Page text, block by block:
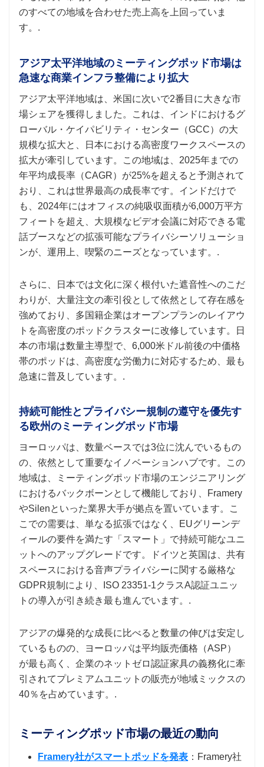
のすべての地域を合わせた売上高を上回っていま
す。.
アジア太平洋地域のミーティングポッド市場は
急速な商業インフラ整備により拡大
アジア太平洋地域は、米国に次いで2番目に大きな市
場シェアを獲得しました。これは、インドにおけるグ
ローバル・ケイパビリティ・センター（GCC）の大
規模な拡大と、日本における高密度ワークスペースの
拡大が牽引しています。この地域は、2025年までの
年平均成長率（CAGR）が25%を超えると予測されて
おり、これは世界最高の成長率です。インドだけで
も、2024年にはオフィスの純吸収面積が6,000万平方
フィートを超え、大規模なビデオ会議に対応できる電
話ブースなどの拡張可能なプライバシーソリューショ
ンが、運用上、喫緊のニーズとなっています。.
さらに、日本では文化に深く根付いた遮音性へのこだ
わりが、大量注文の牽引役として依然として存在感を
強めており、多国籍企業はオープンプランのレイアウ
トを高密度のポッドクラスターに改修しています。日
本の市場は数量主導型で、6,000米ドル前後の中価格
帯のポッドは、高密度な労働力に対応するため、最も
急速に普及しています。.
持続可能性とプライバシー規制の遵守を優先す
る欧州のミーティングポッド市場
ヨーロッパは、数量ベースでは3位に沈んでいるもの
の、依然として重要なイノベーションハブです。この
地域は、ミーティングポッド市場のエンジニアリング
におけるバックボーンとして機能しており、Framery
やSilenといった業界大手が拠点を置いています。こ
こでの需要は、単なる拡張ではなく、EUグリーンデ
ィールの要件を満たす「スマート」で持続可能なユニ
ットへのアップグレードです。ドイツと英国は、共有
スペースにおける音声プライバシーに関する厳格な
GDPR規制により、ISO 23351-1クラスA認証ユニッ
トの導入が引き続き最も進んでいます。.
アジアの爆発的な成長に比べると数量の伸びは安定し
ているものの、ヨーロッパは平均販売価格（ASP）
が最も高く、企業のネットゼロ認証家具の義務化に牽
引されてプレミアムユニットの販売が地域ミックスの
40％を占めています。.
ミーティングポッド市場の最近の動向
Framery社がスマートポッドを発表 ：Framery社